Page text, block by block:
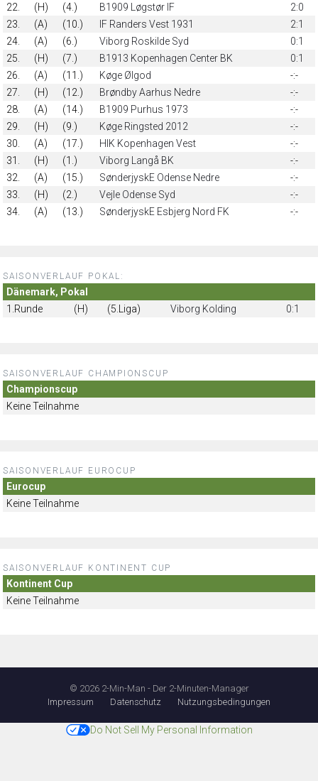
22.
(H) (4.) B1909 Løgstør IF
2:0
23.
(A) (10.) IF Randers Vest 1931
2:1
24.
(A) (6.) Viborg Roskilde Syd
0:1
25.
(H) (7.) B1913 Kopenhagen Center BK
0:1
26.
(A) (11.) Køge Ølgod
-:-
27.
(H) (12.) Brøndby Aarhus Nedre
-:-
28.
(A) (14.) B1909 Purhus 1973
-:-
29.
(H) (9.) Køge Ringsted 2012
-:-
30.
(A) (17.) HIK Kopenhagen Vest
-:-
31.
(H) (1.) Viborg Langå BK
-:-
32.
(A) (15.) SønderjyskE Odense Nedre
-:-
33.
(H) (2.) Vejle Odense Syd
-:-
34.
(A) (13.) SønderjyskE Esbjerg Nord FK -:-
SAISONVERLAUF POKAL:
Dänemark, Pokal
1.Runde
(H) (5.Liga) Viborg Kolding 0:1
SAISONVERLAUF CHAMPIONSCUP
Championscup
Keine Teilnahme
SAISONVERLAUF EUROCUP
Eurocup
Keine Teilnahme
SAISONVERLAUF KONTINENT CUP
Kontinent Cup
Keine Teilnahme
© 2026 2-Min-Man - Der 2-Minuten-Manager
Impressum
Datenschutz Nutzungsbedingungen
Do Not Sell My Personal Information